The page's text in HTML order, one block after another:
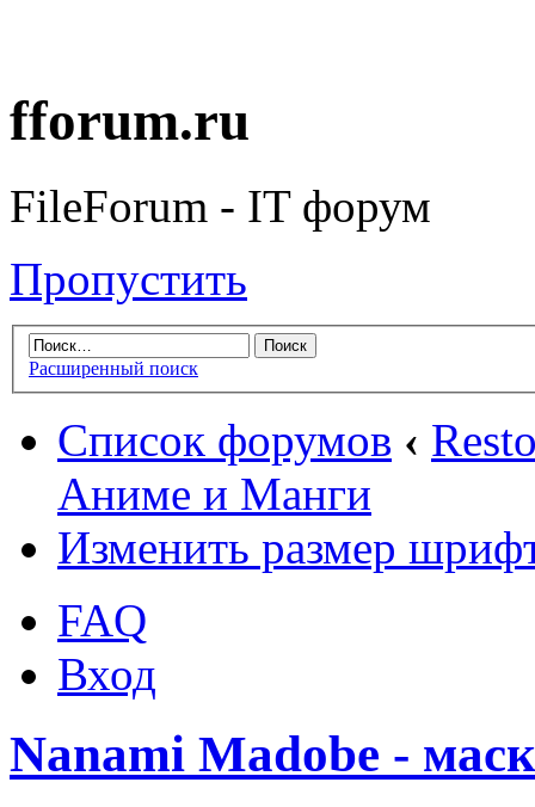
fforum.ru
FileForum - IT форум
Пропустить
Расширенный поиск
Список форумов ‹
Аниме и Манги
Изменить размер
FAQ
Вход
Nanami Madobe -